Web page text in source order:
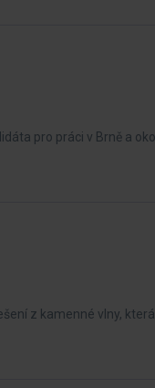
pro práci v Brně a
z kamenné vlny,